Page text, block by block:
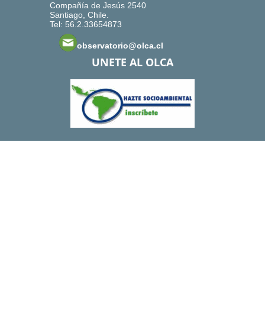
Compañía de Jesús 2540
Santiago, Chile.
Tel: 56.2.33654873
observatorio@olca.cl
UNETE AL OLCA